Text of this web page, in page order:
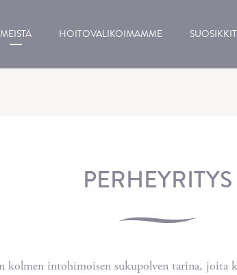
MEISTÄ HOITOVALIKOIMAMME
PERHEYRITYS
kolmen intohimoisen sukupolven tarina, joita